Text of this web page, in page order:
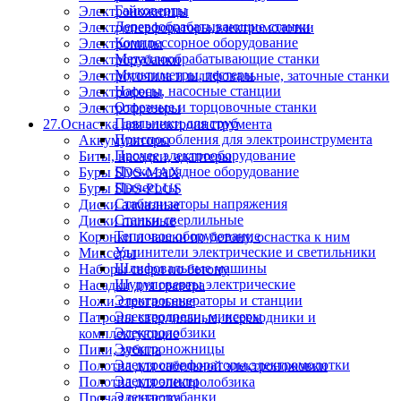
Электроножницы
Электроперфораторы,электромолотки
Электропилы
Электрорубанки
Электроточила и шлифовальные, заточные станки
Электрофены
Электрофрезеры
27.Оснастка для электроинструмента
Аккумуляторы
Биты, насадки, адаптеры
Буры SDS-MAX
Буры SDS-PLUS
Диски алмазные
Диски пильные
Коронки и чашки по бетону, оснастка к ним
Миксеры
Наборы сверл по бетону
Насадки для гравера
Ножи строгальные
Патроны сверлильные, переходники и
комплектующие
Пики, зубила
Полотна для сабельной электроножовки
Полотна для электролобзика
Прочая оснастка
Гайковерты
Деревообрабатывающие станки
Компрессорное оборудование
Металлообрабатывающие станки
Мультиметры, тестеры
Насосы, насосные станции
Отрезные и торцовочные станки
Паяльники для труб
Приспособления для электроинструмента
Прочее электрооборудование
Пуско-зарядное оборудование
Пылесосы
Стабилизаторы напряжения
Станки сверлильные
Тепловое оборудование
Удлинители электрические и светильники
Шлифовальные машины
Шуруповерты электрические
Электрогенераторы и станции
Электродрели, миксеры
Электролобзики
Электроножницы
Электроперфораторы,электромолотки
Электропилы
Электрорубанки